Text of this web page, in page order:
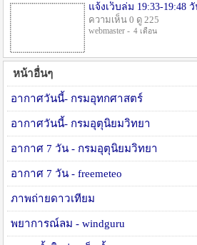
แจ้งเว็บล่ม 19:33-19:48
ความเห็น 0 ดู 225
webmaster - 4 เดือน
หน้าอื่นๆ
อากาศวันนี้- กรมอุทกศาสตร์
อากาศวันนี้- กรมอุตุนิยมวิทยา
อากาศ 7 วัน - กรมอุตุนิยมวิทยา
อากาศ 7 วัน - freemeteo
ภาพถ่ายดาวเทียม
พยาการณ์ลม - windguru